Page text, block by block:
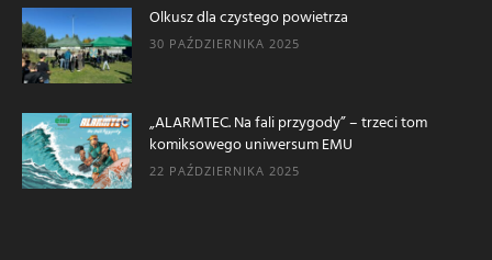
Olkusz dla czystego powietrza
30 PAŹDZIERNIKA 2025
„ALARMTEC. Na fali przygody” – trzeci tom
komiksowego uniwersum EMU
22 PAŹDZIERNIKA 2025